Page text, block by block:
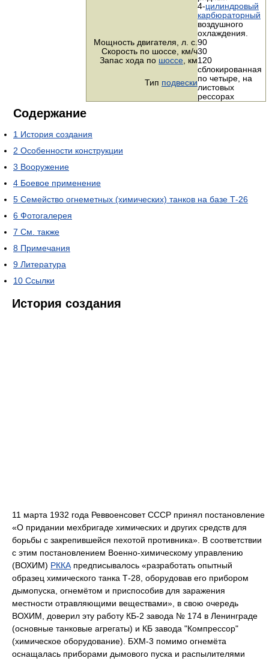
4-цилиндровый
карбюраторный
воздушного
охлаждения.
Мощность двигателя, л. с. 90
Скорость по шоссе, км/ч30
Запас хода по шоссе , км120
Тип подвески
сблокированная
по четыре, на
листовых
рессорах
Содержание
1 История создания
2 Особенности конструкции
3 Вооружение
4 Боевое применение
5 Семейство огнеметных (химических) танков на базе Т-26
6 Фотогалерея
7 См. также
8 Примечания
9 Литература
10 Ссылки
История создания
11 марта 1932 года Реввоенсовет СССР принял постановление
«О придании мехбригаде химических и других средств для
борьбы с закрепившейся пехотой противника». В соответствии
с этим постановлением Военно-химическому управлению
(ВОХИМ) РККА предписывалось «разработать опытный
образец химического танка Т-28, оборудовав его прибором
дымопуска, огнемётом и приспособив для заражения
местности отравляющими веществами», в свою очередь
ВОХИМ, доверил эту работу КБ-2 завода № 174 в Ленинграде
(основные танковые агрегаты) и КБ завода "Компрессор"
(химическое оборудование). БХМ-3 помимо огнемёта
оснащалась приборами дымового пуска и распылителями